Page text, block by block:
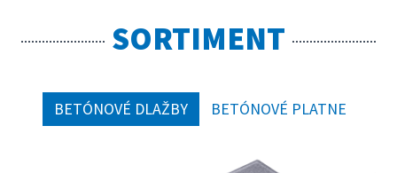
SORTIMENT
BETÓNOVÉ DLAŽBY BETÓNOVÉ PLATNE